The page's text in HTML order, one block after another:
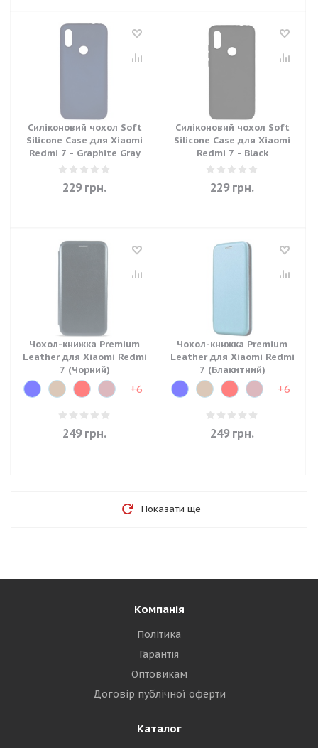
Силіконовий чохол Soft
Silicone Case для Xiaomi
Redmi 7 - Graphite Gray
229грн.
Силіконовий чохол Soft
Silicone Case для Xiaomi
Redmi 7 - Black
229грн.
Чохол-книжка Premium
Leather для Xiaomi Redmi
7 (Чорний)
+6
249грн.
Чохол-книжка Premium
Leather для Xiaomi Redmi
7 (Блакитний)
+6
249грн.
Показати ще
Компанія
Політика
Гарантія
Оптовикам
Договір публічної оферти
Каталог